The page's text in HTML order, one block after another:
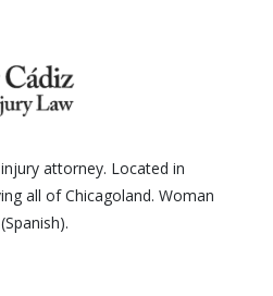
attorney. Located in
all of Chicagoland. Woman